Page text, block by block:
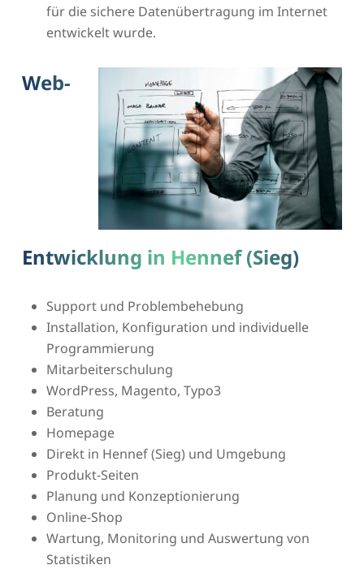
für die sichere Datenübertragung im Internet
entwickelt wurde.
Web-
Entwicklung in Hennef (Sieg)
Support und Problembehebung
Installation, Konfiguration und individuelle
Programmierung
Mitarbeiterschulung
WordPress, Magento, Typo3
Beratung
Homepage
Direkt in Hennef (Sieg) und Umgebung
Produkt-Seiten
Planung und Konzeptionierung
Online-Shop
Wartung, Monitoring und Auswertung von
Statistiken